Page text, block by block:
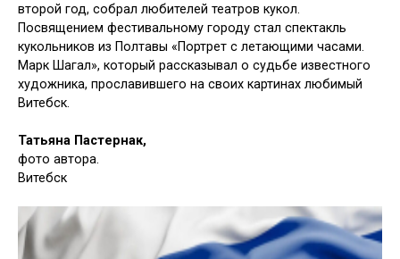
второй год, собрал любителей театров кукол.
Посвящением фестивальному городу стал спектакль
кукольников из Полтавы «Портрет с летающими часами.
Марк Шагал», который рассказывал о судьбе известного
художника, прославившего на своих картинах любимый
Витебск.
Татьяна Пастернак,
фото автора.
Витебск